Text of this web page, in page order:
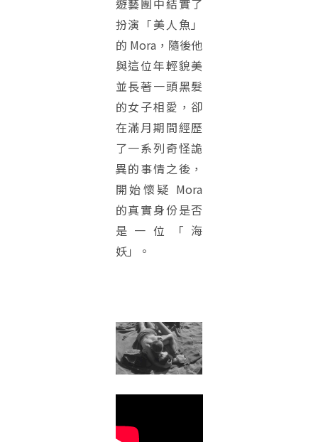
扮演「美人魚」
的 Mora，隨後他
與這位年輕貌美
並長著一頭黑髮
的女子相愛，卻
在滿月期間經歷
了一系列奇怪詭
異的事情之後，
開始懷疑 Mora
的真實身份是否
是一位「海
妖」。